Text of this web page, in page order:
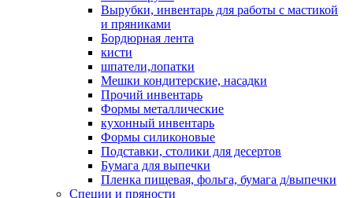
Вырубки, инвентарь для работы с мастикой
и пряниками
Бордюрная лента
кисти
шпатели,лопатки
Мешки кондитерские, насадки
Прочий инвентарь
Формы металлические
кухонный инвентарь
Формы силиконовые
Подставки, столики для десертов
Бумага для выпечки
Пленка пищевая, фольга, бумага д/выпечки
Специи и пряности